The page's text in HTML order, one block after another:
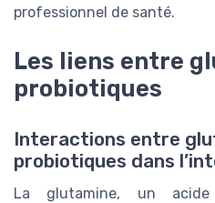
professionnel de santé.
Les liens entre
probiotiques
Interactions entre
probiotiques dans
La glutamine, un